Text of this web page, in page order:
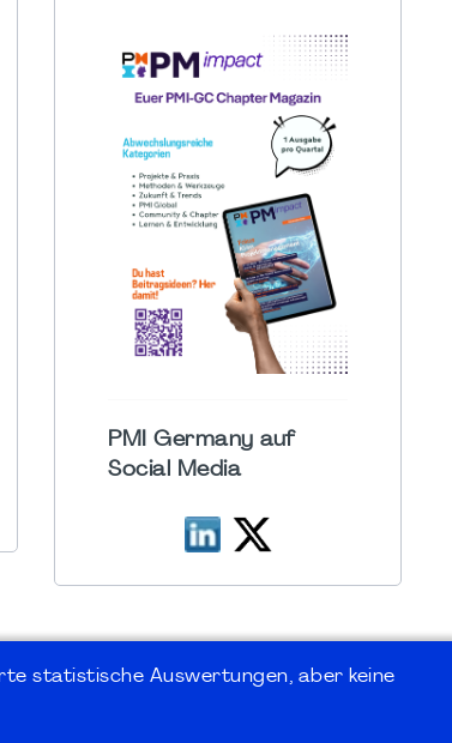
PMI Germany auf
Social Media
statistische Auswertungen, aber keine